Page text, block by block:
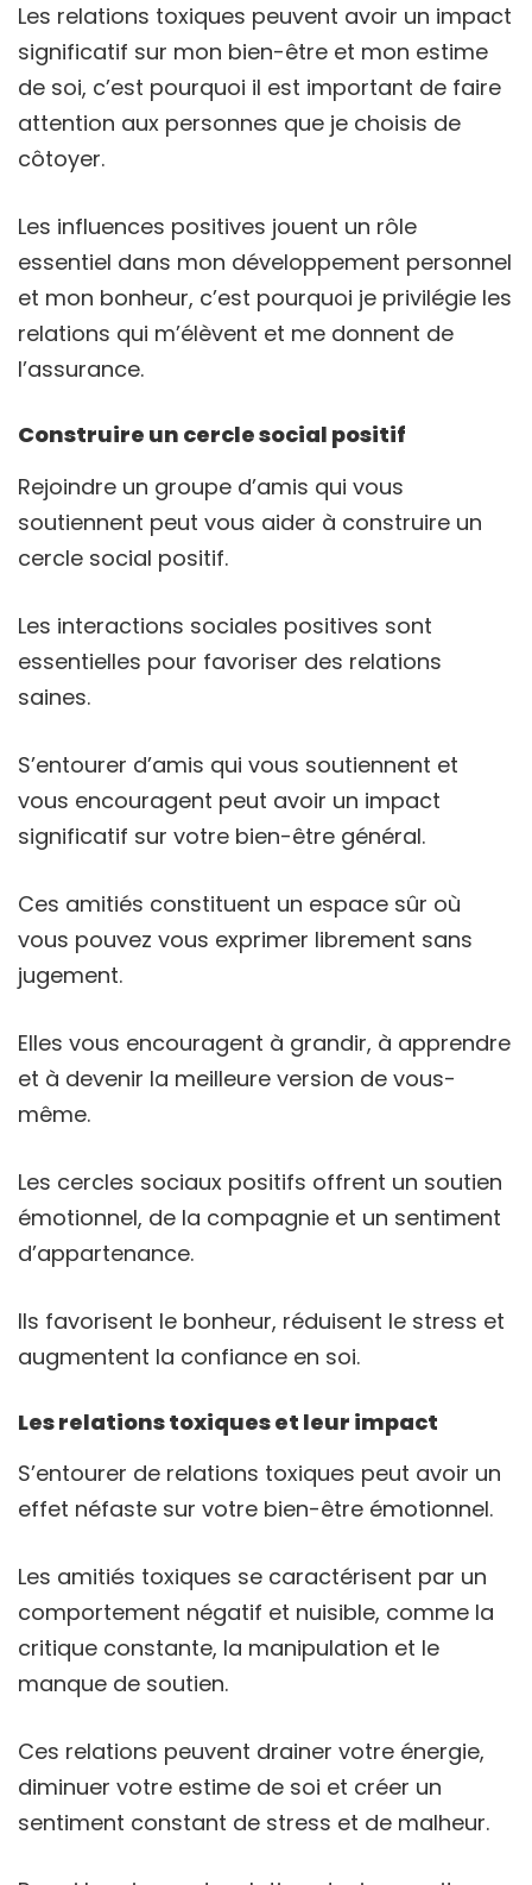
Les relations toxiques peuvent avoir un impact
significatif sur mon bien-être et mon estime
de soi, c’est pourquoi il est important de faire
attention aux personnes que je choisis de
côtoyer.
Les influences positives jouent un rôle
essentiel dans mon développement personnel
et mon bonheur, c’est pourquoi je privilégie les
relations qui m’élèvent et me donnent de
l’assurance.
Construire un cercle social positif
Rejoindre un groupe d’amis qui vous
soutiennent peut vous aider à construire un
cercle social positif.
Les interactions sociales positives sont
essentielles pour favoriser des relations
saines.
S’entourer d’amis qui vous soutiennent et
vous encouragent peut avoir un impact
significatif sur votre bien-être général.
Ces amitiés constituent un espace sûr où
vous pouvez vous exprimer librement sans
jugement.
Elles vous encouragent à grandir, à apprendre
et à devenir la meilleure version de vous-
même.
Les cercles sociaux positifs offrent un soutien
émotionnel, de la compagnie et un sentiment
d’appartenance.
Ils favorisent le bonheur, réduisent le stress et
augmentent la confiance en soi.
Les relations toxiques et leur impact
S’entourer de relations toxiques peut avoir un
effet néfaste sur votre bien-être émotionnel.
Les amitiés toxiques se caractérisent par un
comportement négatif et nuisible, comme la
critique constante, la manipulation et le
manque de soutien.
Ces relations peuvent drainer votre énergie,
diminuer votre estime de soi et créer un
sentiment constant de stress et de malheur.